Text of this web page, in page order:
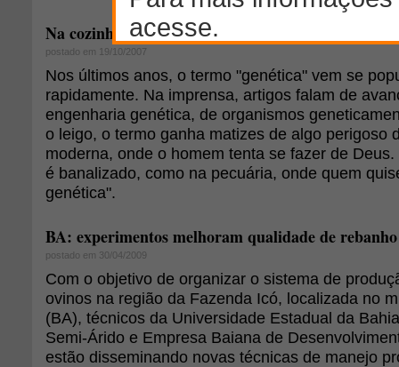
Na cozinha com a genética
postado em 19/10/2007
Nos últimos anos, o termo "genética" vem se
rapidamente. Na imprensa, artigos falam de
engenharia genética, de organismos
o leigo, o termo ganha matizes de algo perigoso
moderna, onde o homem tenta se fazer de
é banalizado, como na pecuária, onde quem
genética".
BA: experimentos melhoram qualidade de rebanho
postado em 30/04/2009
Com o objetivo de organizar o sistema de
ovinos na região da Fazenda Icó, localizada no
(BA), técnicos da Universidade Estadual da
Semi-Árido e Empresa Baiana de
estão disseminando novas técnicas de manejo